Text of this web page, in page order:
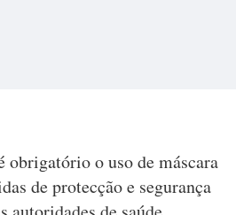
obrigatório o uso de máscara
de protecção e segurança